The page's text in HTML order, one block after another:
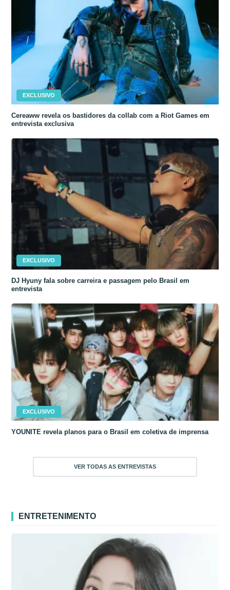
EXCLUSIVO
Cereaww revela os bastidores da collab com a Riot Games em
entrevista exclusiva
EXCLUSIVO
DJ Hyuny fala sobre carreira e passagem pelo Brasil em
entrevista
EXCLUSIVO
YOUNITE revela planos para o Brasil em coletiva de imprensa
VER TODAS AS ENTREVISTAS
ENTRETENIMENTO